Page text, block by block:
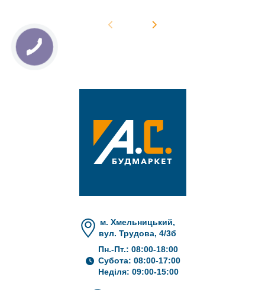
м. Хмельницький,
вул. Трудова, 4/3б
Пн.-Пт.: 08:00-18:00
Субота: 08:00-17:00
Неділя: 09:00-15:00